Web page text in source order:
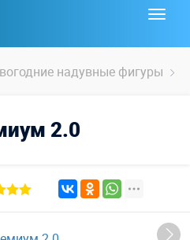
надувные фигуры
2.0